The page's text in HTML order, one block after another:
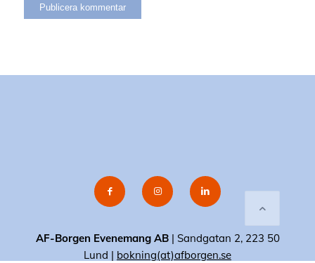
AF-Borgen Evenemang AB| Sandgatan 2, 223 50
Lund | bokning(at)afborgen.se